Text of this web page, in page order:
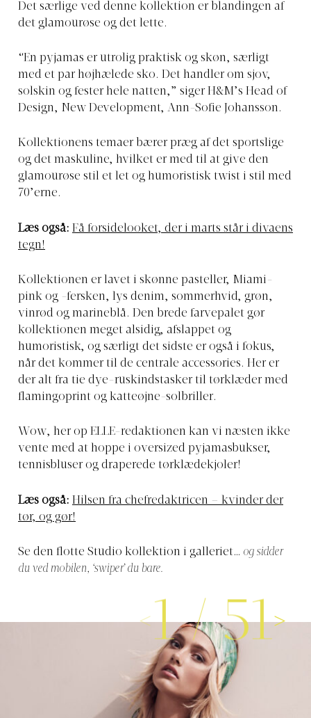
Det særlige ved denne kollektion er blandingen af
det glamourøse og det lette.
“En pyjamas er utrolig praktisk og skøn, særligt
med et par højhælede sko. Det handler om sjov,
solskin og fester hele natten,” siger H&M’s Head of
Design, New Development, Ann-Sofie Johansson.
Kollektionens temaer bærer præg af det sportslige
og det maskuline, hvilket er med til at give den
glamourøse stil et let og humoristisk twist i stil med
70’erne.
Læs også: Få forsidelooket, der i marts står i divaens
tegn!
Kollektionen er lavet i skønne pasteller, Miami-
pink og -fersken, lys denim, sommerhvid, grøn,
vinrød og marineblå. Den brede farvepalet gør
kollektionen meget alsidig, afslappet og
humoristisk, og særligt det sidste er også i fokus,
når det kommer til de centrale accessories. Her er
der alt fra tie dye-ruskindstasker til tørklæder med
flamingoprint og katteøjne-solbriller.
Wow, her op ELLE-redaktionen kan vi næsten ikke
vente med at hoppe i oversized pyjamasbukser,
tennisbluser og draperede tørklædekjoler!
Læs også: Hilsen fra chefredaktricen – kvinder der
tør, og gør!
Se den flotte Studio kollektion i galleriet… og sidder
du ved mobilen, ‘swiper’ du bare.
1/51